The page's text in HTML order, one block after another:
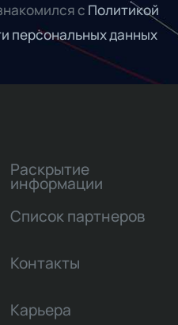
с Политикой
персональных данных
Раскрытие
информации
Список партнеров
Контакты
Карьера